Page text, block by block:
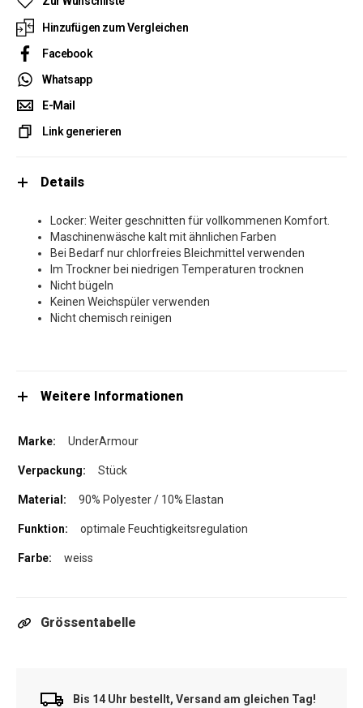
Hinzufügen zum Vergleichen
Facebook
Whatsapp
E-Mail
Link generieren
Details
Locker: Weiter geschnitten für vollkommenen Komfort.
Maschinenwäsche kalt mit ähnlichen Farben
Bei Bedarf nur chlorfreies Bleichmittel verwenden
Im Trockner bei niedrigen Temperaturen trocknen
Nicht bügeln
Keinen Weichspüler verwenden
Nicht chemisch reinigen
Weitere Informationen
UnderArmour
Stück
90% Polyester / 10% Elastan
optimale Feuchtigkeitsregulation
weiss
Grössentabelle
Bis 14 Uhr bestellt, Versand am gleichen Tag!